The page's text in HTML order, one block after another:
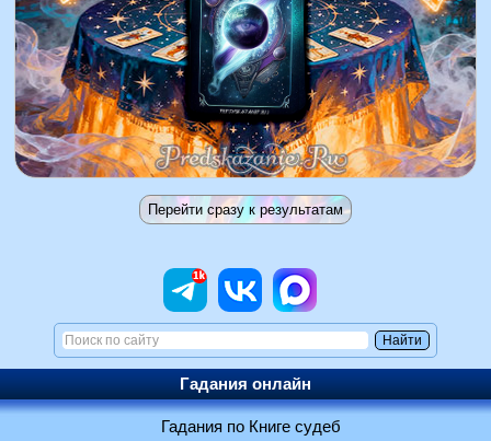
Гадания онлайн
Гадания по Книге судеб